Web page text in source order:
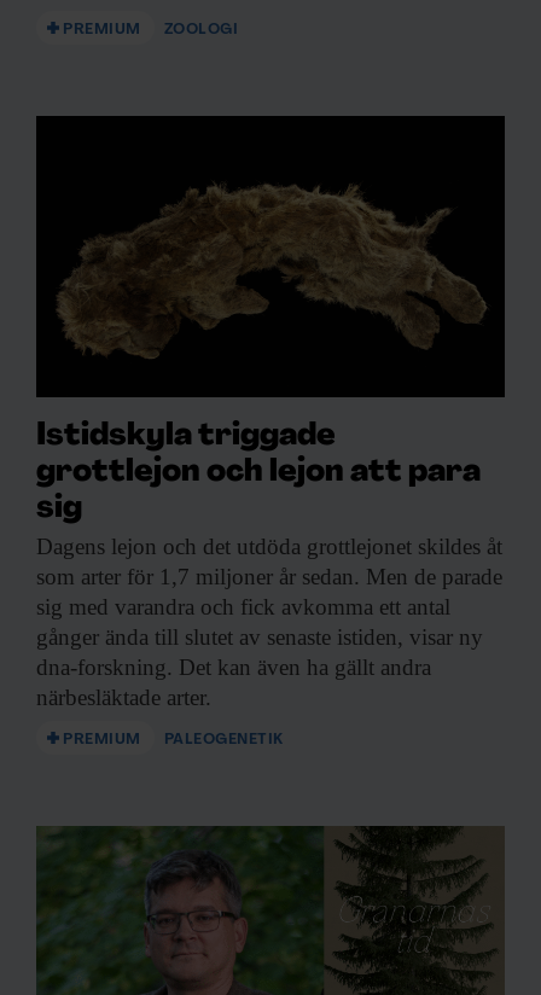
PREMIUM ZOOLOGI
Istidskyla triggade
grottlejon och lejon att para
sig
Dagens lejon och det utdöda grottlejonet skildes åt
som arter för 1,7 miljoner år sedan. Men de parade
sig med varandra och fick avkomma ett antal
gånger ända till slutet av senaste istiden, visar ny
dna-forskning. Det kan även ha gällt andra
närbesläktade arter.
PREMIUM PALEOGENETIK